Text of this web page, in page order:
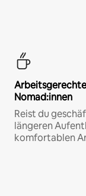
Nomad:innen
Reist du
längeren
komfortablen